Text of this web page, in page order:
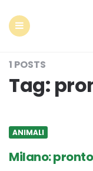
1 POSTS
Tag:
ANIMALI
Milano: